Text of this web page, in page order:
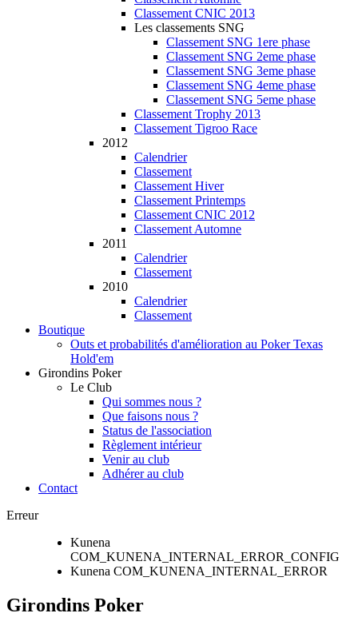
Classement CNIC 2013
Les classements SNG
Classement SNG 1ere phase
Classement SNG 2eme phase
Classement SNG 3eme phase
Classement SNG 4eme phase
Classement SNG 5eme phase
Classement Trophy 2013
Classement Tigroo Race
2012
Calendrier
Classement
Classement Hiver
Classement Printemps
Classement CNIC 2012
Classement Automne
2011
Calendrier
Classement
2010
Calendrier
Classement
Boutique
Outs et probabilités d'amélioration au Poker Texas
Hold'em
Girondins Poker
Le Club
Qui sommes nous ?
Que faisons nous ?
Status de l'association
Règlement intérieur
Venir au club
Adhérer au club
Contact
Erreur
Kunena
COM_KUNENA_INTERNAL_ERROR_CONFIG
Kunena COM_KUNENA_INTERNAL_ERROR
Girondins Poker